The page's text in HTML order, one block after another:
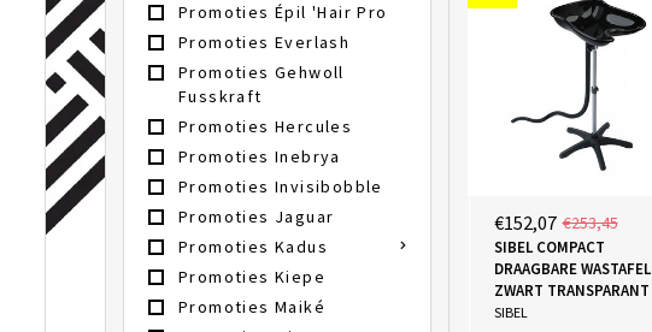
Promoties Épil 'Hair Pro
Promoties Everlash
Promoties Gehwoll
Fusskraft
Promoties Hercules
Promoties Inebrya
Promoties Invisibobble
Promoties Jaguar
Promoties Kadus
Promoties Kiepe
Promoties Maiké
€152,07 €253,45
SIBEL COMPACT
DRAAGBARE WASTAFEL
ZWART TRANSPARANT
SIBEL